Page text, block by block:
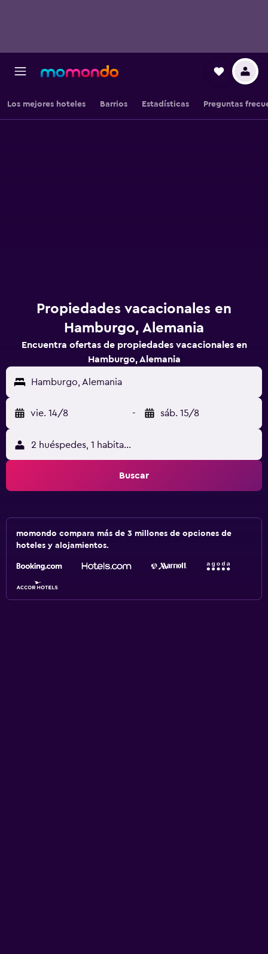
Los mejores hoteles Barrios Estadísticas Preguntas
Propiedades vacacionales en
Hamburgo, Alemania
Encuentra ofertas de propiedades vacacionales en
Hamburgo, Alemania
Hamburgo, Alemania
vie. 14/8 - sáb. 15/8
2 huéspedes, 1 habitación
Buscar
momondo compara más de 3 millones de opciones de
hoteles y alojamientos.